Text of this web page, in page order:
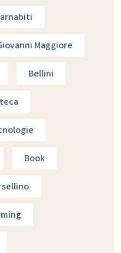
Maggiore
Bellini
Book